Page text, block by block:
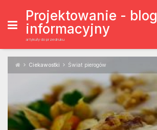
content
Projektowanie - blog
informacyjny
artykuły do przedruku
Ciekawostki Świat pierogów